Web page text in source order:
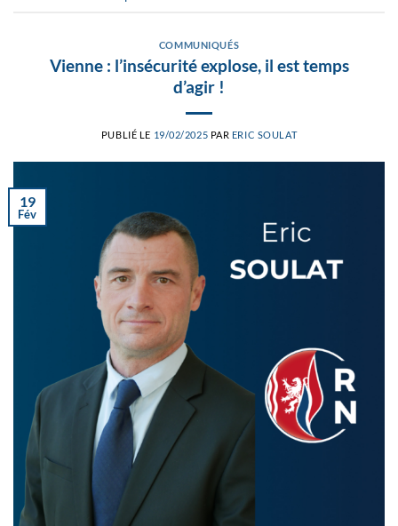
COMMUNIQUÉS
Vienne : l’insécurité explose, il est temps
d’agir !
PUBLIÉ LE 19/02/2025 PAR ERIC SOULAT
19
Fév